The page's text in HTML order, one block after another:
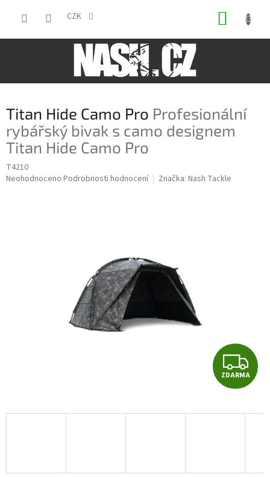
CZK
Titan Hide Camo Pro Profesionální
rybářský bivak s camo designem
Titan Hide Camo Pro
T4210
Průměrné
Neohodnoceno Podrobnosti hodnocení Značka: Nash Tackle
Z
D
A
ZDARMA